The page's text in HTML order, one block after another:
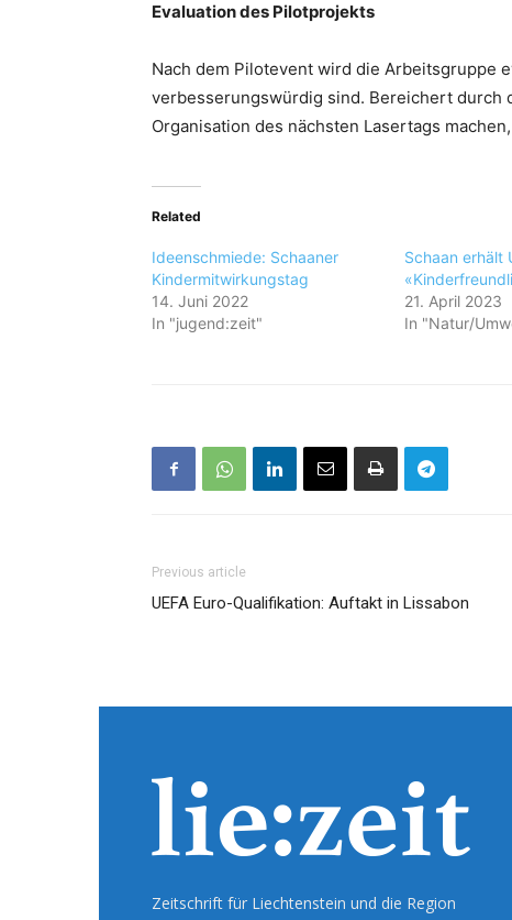
Evaluation des Pilotprojekts
Nach dem Pilotevent wird die Arbeitsgruppe
verbesserungswürdig sind. Bereichert durch
Organisation des nächsten Lasertags
Related
Ideenschmiede: Schaaner
Kindermitwirkungstag
14. Juni 2022
In "jugend:zeit"
Schaan erhält
21. April 2023
In "Natur/
Previous article
UEFA Euro-Qualifikation: Auftakt in Lissabon
Zeitschrift für Liechtenstein und die Region